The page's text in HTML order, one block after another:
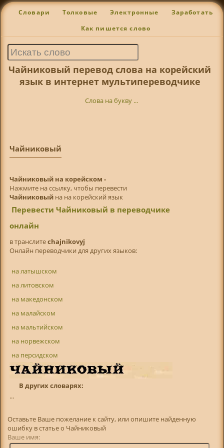
Словари Толковые Электронные Заработать
Как пишется слово
Чайниковый перевод слова на корейский
язык в интернет мультипереводчике
Слова на букву ...
Чайниковый
Чайниковый на корейском -
Нажмите на ссылку, чтобы перевести
Чайниковыйна на корейский язык
Перевести Чайниковый в переводчике
онлайн
в транслитechajnikovyj
Онлайн переводчики для других языков:
на латышском
на литовском
на македонском
на малайском
на мальтийском
на норвежском
на персидском
В других словарях:
...
Оставьте Ваше пожелание к сайту, или опишите найденную
ошибку в статье о Чайниковый
Ваше имя: